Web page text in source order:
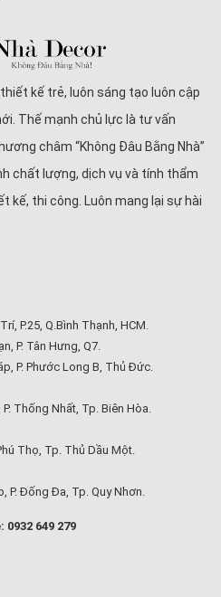
kế trẻ, luôn sáng tạo luôn cập
Thế mạnh chủ lực là tư vấn
châm “Không Đâu Bằng Nhà”
chất lượng, dịch vụ và tính thẩm
thi công. Luôn mang lại sự hài
P.25, Q.Bình Thạnh, HCM.
P. Tân Hưng, Q7.
P. Phước Long B, Thủ Đức.
Thống Nhất, Tp. Biên Hòa.
Thọ, Tp. Thủ Dầu Một.
P. Đống Đa, Tp. Quy Nhơn.
0932 649 279